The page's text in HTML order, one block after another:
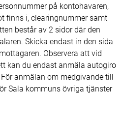
på kontohavaren,
finns i, clearingnummer samt
består av 2 sidor där den
Skicka endast in den sida
Observera att vid
kan du endast anmäla autogiro
anmälan om medgivande till
Sala kommuns övriga tjänster